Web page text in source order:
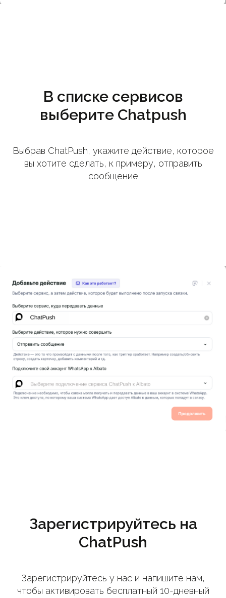
В списке сервисов
выберите Chatpush
Выбрав ChatPush, укажите действие, которое
вы хотите сделать, к примеру, отправить
сообщение
Зарегистрируйтесь на
ChatPush
Зарегистрируйтесь у нас и напишите нам,
чтобы активировать бесплатный 10-дневный